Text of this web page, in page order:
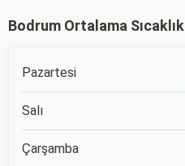
Bodrum Ortalama Sıcaklık
Pazartesi
Salı
Çarşamba